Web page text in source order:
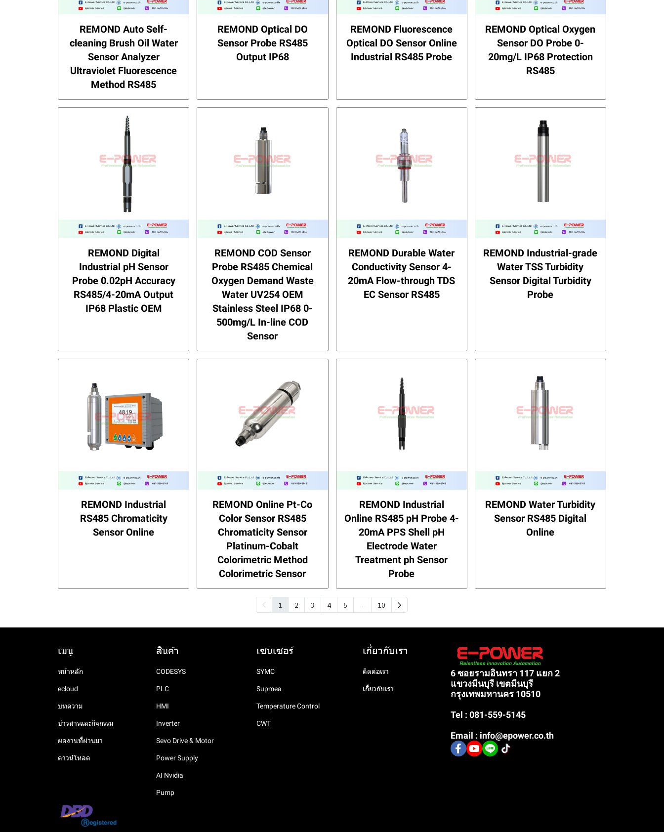
REMOND Auto Self-
cleaning Brush Oil Water
Sensor Analyzer
Ultraviolet Fluorescence
Method RS485
REMOND Optical DO
Sensor Probe RS485
Output IP68
REMOND Fluorescence
Optical DO Sensor Online
Industrial RS485 Probe
REMOND Optical Oxygen
Sensor DO Probe 0-
20mg/L IP68 Protection
RS485
REMOND Digital
Industrial pH Sensor
Probe 0.02pH Accuracy
RS485/4-20mA Output
IP68 Plastic OEM
REMOND COD Sensor
Probe RS485 Chemical
Oxygen Demand Waste
Water UV254 OEM
Stainless Steel IP68 0-
500mg/L In-line COD
Sensor
REMOND Durable Water
Conductivity Sensor 4-
20mA Flow-through TDS
EC Sensor RS485
REMOND Industrial-grade
Water TSS Turbidity
Sensor Digital Turbidity
Probe
REMOND Industrial
RS485 Chromaticity
Sensor Online
REMOND Online Pt-Co
Color Sensor RS485
Chromaticity Sensor
Platinum-Cobalt
Colorimetric Method
Colorimetric Sensor
REMOND Industrial
Online RS485 pH Probe 4-
20mA PPS Shell pH
Electrode Water
Treatment ph Sensor
Probe
REMOND Water Turbidity
Sensor RS485 Digital
Online
1 2 3 4 5 10
เมนู
หน้าหลัก
ecloud
บทความ
ข่าวสารและกิจกรรม
ผลงานที่ผ่านมา
ดาวน์โหลด
สินค้า
CODESYS
PLC
HMI
Inverter
Sevo Drive & Motor
Power Supply
AI Nvidia
Pump
เซนเซอร์
SYMC
Supmea
Temperature Control
CWT
เกี่ยวกับเรา
ติดต่อเรา
เกี่ยวกับเรา
6 ซอยรามอินทรา 117 แยก 2
แขวงมีนบุรี เขตมีนบุรี
กรุงเทพมหานคร 10510
Tel : 081-559-5145
Email : info@epower.co.th